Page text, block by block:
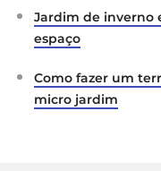
Palácio de Cristal
https://
jardins/jardins-do-
Câmara
Cidade. Ambiente
Jardim de inverno
espaço
Como fazer um
micro jardim